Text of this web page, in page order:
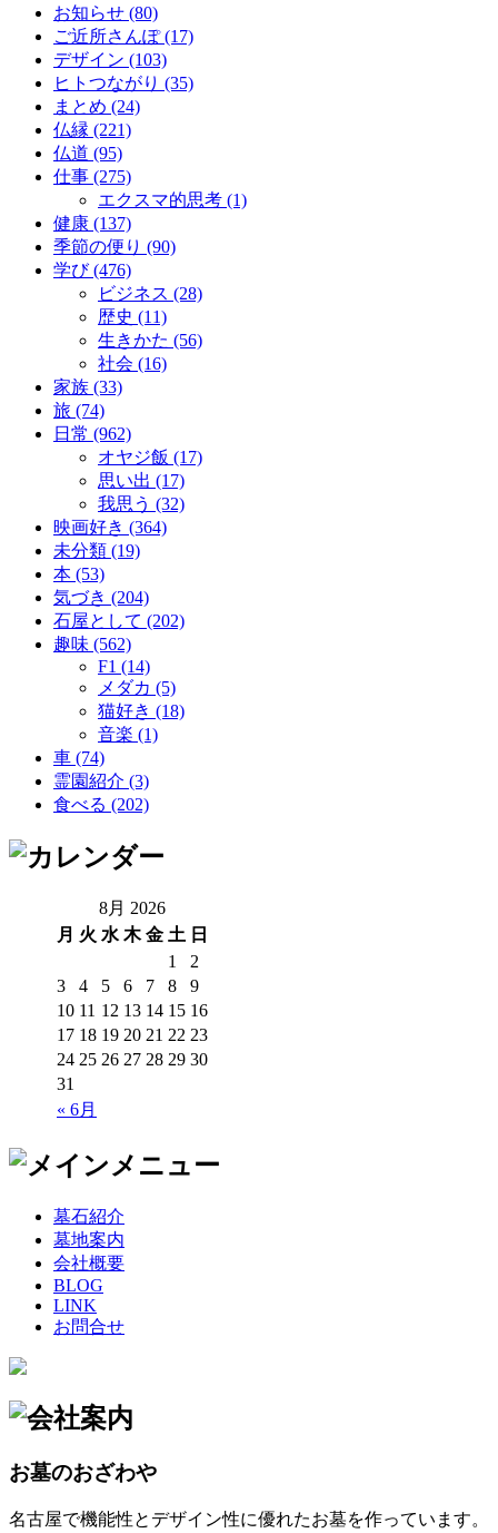
お知らせ (80)
ご近所さんぽ (17)
デザイン (103)
ヒトつながり (35)
まとめ (24)
仏縁 (221)
仏道 (95)
仕事 (275)
エクスマ的思考 (1)
健康 (137)
季節の便り (90)
学び (476)
ビジネス (28)
歴史 (11)
生きかた (56)
社会 (16)
家族 (33)
旅 (74)
日常 (962)
オヤジ飯 (17)
思い出 (17)
我思う (32)
映画好き (364)
未分類 (19)
本 (53)
気づき (204)
石屋として (202)
趣味 (562)
F1 (14)
メダカ (5)
猫好き (18)
音楽 (1)
車 (74)
霊園紹介 (3)
食べる (202)
8月 2026
月 火 水 木 金 土 日
« 6月
1
2
3
4 5 6 7 8
9
10 11 12 13 14 15 16
17 18 19 20 21 22 23
24 25 26 27 28 29 30
31
墓石紹介
墓地案内
会社概要
BLOG
LINK
お問合せ
お墓のおざわや
名古屋で機能性とデザイン性に優れたお墓を作っています。